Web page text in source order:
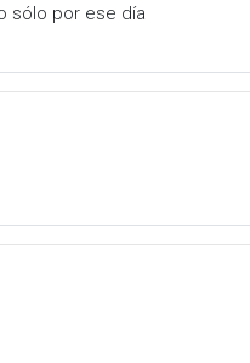
sólo por ese día